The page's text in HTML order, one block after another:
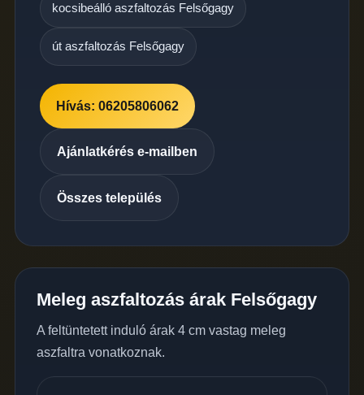
kocsibeálló aszfaltozás Felsőgagy
út aszfaltozás Felsőgagy
Hívás: 06205806062
Ajánlatkérés e-mailben
Összes település
Meleg aszfaltozás árak Felsőgagy
A feltüntetett induló árak 4 cm vastag meleg
aszfaltra vonatkoznak.